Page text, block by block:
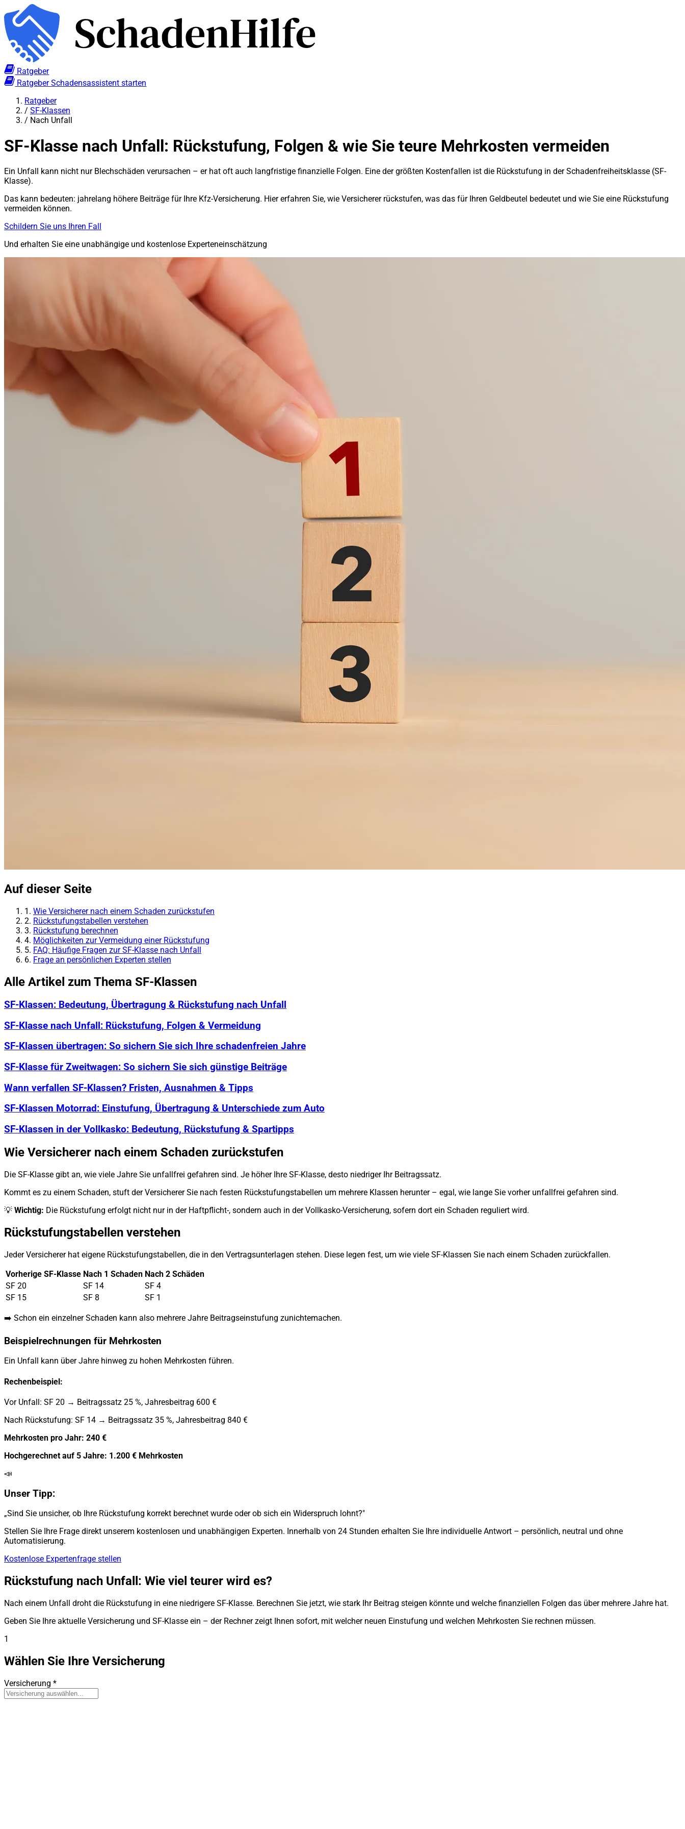
Ratgeber
RatgeberSchadensassistent starten
Ratgeber
/ SF-Klassen
/ Nach Unfall
SF-Klasse nach Unfall: Rückstufung, Folgen & wie Sie teure Mehrkosten vermeiden
Ein Unfall kann nicht nur Blechschäden verursachen – er hat oft auch langfristige finanzielle Folgen. Eine der größten Kostenfallen ist die Rückstufung in der Schadenfreiheitsklasse (SF-
Klasse).
Das kann bedeuten: jahrelang höhere Beiträge für Ihre Kfz-Versicherung. Hier erfahren Sie, wie Versicherer rückstufen, was das für Ihren Geldbeutel bedeutet und wie Sie eine Rückstufung
vermeiden können.
Schildern Sie uns Ihren Fall
Und erhalten Sie eine unabhängige und kostenlose Experteneinschätzung
Auf dieser Seite
1. Wie Versicherer nach einem Schaden zurückstufen
2. Rückstufungstabellen verstehen
3. Rückstufung berechnen
4. Möglichkeiten zur Vermeidung einer Rückstufung
5. FAQ: Häufige Fragen zur SF-Klasse nach Unfall
6. Frage an persönlichen Experten stellen
Alle Artikel zum Thema SF-Klassen
SF-Klassen: Bedeutung, Übertragung & Rückstufung nach Unfall
SF-Klasse nach Unfall: Rückstufung, Folgen & Vermeidung
SF-Klassen übertragen: So sichern Sie sich Ihre schadenfreien Jahre
SF-Klasse für Zweitwagen: So sichern Sie sich günstige Beiträge
Wann verfallen SF-Klassen? Fristen, Ausnahmen & Tipps
SF-Klassen Motorrad: Einstufung, Übertragung & Unterschiede zum Auto
SF-Klassen in der Vollkasko: Bedeutung, Rückstufung & Spartipps
Wie Versicherer nach einem Schaden zurückstufen
Die SF-Klasse gibt an, wie viele Jahre Sie unfallfrei gefahren sind. Je höher Ihre SF-Klasse, desto niedriger Ihr Beitragssatz.
Kommt es zu einem Schaden, stuft der Versicherer Sie nach festen Rückstufungstabellen um mehrere Klassen herunter – egal, wie lange Sie vorher unfallfrei gefahren sind.
💡 Wichtig: Die Rückstufung erfolgt nicht nur in der Haftpflicht-, sondern auch in der Vollkasko-Versicherung, sofern dort ein Schaden reguliert wird.
Rückstufungstabellen verstehen
Jeder Versicherer hat eigene Rückstufungstabellen, die in den Vertragsunterlagen stehen. Diese legen fest, um wie viele SF-Klassen Sie nach einem Schaden zurückfallen.
Vorherige SF-Klasse Nach 1 Schaden Nach 2 Schäden
SF 20
SF 14
SF 4
SF 15
SF 8 SF 1
➡️ Schon ein einzelner Schaden kann also mehrere Jahre Beitragseinstufung zunichtemachen.
Beispielrechnungen für Mehrkosten
Ein Unfall kann über Jahre hinweg zu hohen Mehrkosten führen.
Rechenbeispiel:
Vor Unfall: SF 20 → Beitragssatz 25 %, Jahresbeitrag 600 €
Nach Rückstufung: SF 14 → Beitragssatz 35 %, Jahresbeitrag 840 €
Mehrkosten pro Jahr: 240 €
Hochgerechnet auf 5 Jahre: 1.200 € Mehrkosten
📣
Unser Tipp:
„Sind Sie unsicher, ob Ihre Rückstufung korrekt berechnet wurde oder ob sich ein Widerspruch lohnt?"
Stellen Sie Ihre Frage direkt unserem kostenlosen und unabhängigen Experten. Innerhalb von 24 Stunden erhalten Sie Ihre individuelle Antwort – persönlich, neutral und ohne
Automatisierung.
Kostenlose Expertenfrage stellen
Rückstufung nach Unfall: Wie viel teurer wird es?
Nach einem Unfall droht die Rückstufung in eine niedrigere SF-Klasse. Berechnen Sie jetzt, wie stark Ihr Beitrag steigen könnte und welche finanziellen Folgen das über mehrere Jahre hat.
Geben Sie Ihre aktuelle Versicherung und SF-Klasse ein – der Rechner zeigt Ihnen sofort, mit welcher neuen Einstufung und welchen Mehrkosten Sie rechnen müssen.
1
Wählen Sie Ihre Versicherung
Versicherung *